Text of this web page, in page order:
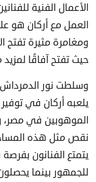
الأعمال الفنية
ومغامرة مثيرة تفتح
حيث تفتح آفاقًا
وسلطت نور
يلعبه أركان في
الموهوبين في مصر،
نقص مثل هذه
يتمتع الفنانون
للجمهور بينما